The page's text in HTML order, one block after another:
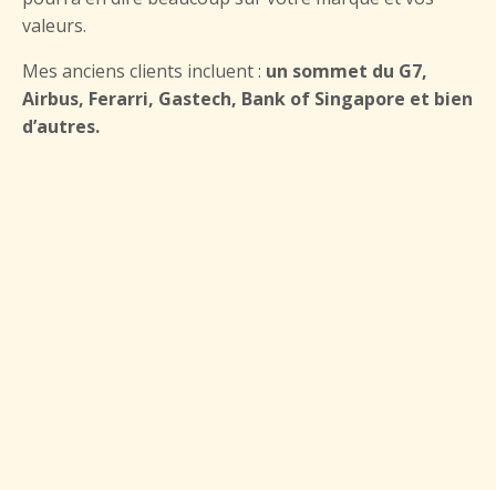
valeurs.
Mes anciens clients incluent : un sommet du G7,
Airbus, Ferarri, Gastech, Bank of Singapore et bien
d’autres.